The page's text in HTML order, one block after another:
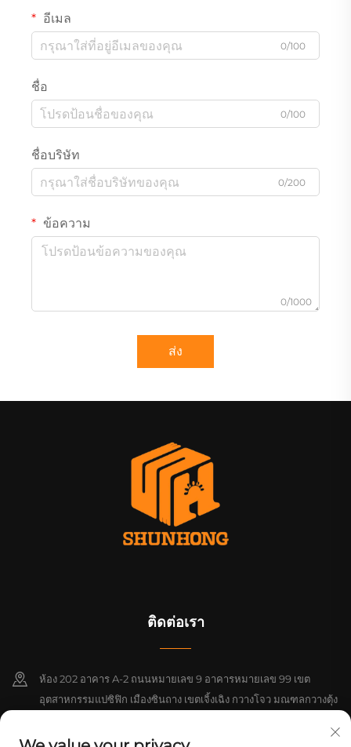
อีเมล
0/100
ชื่อ
0/100
ชื่อบริษัท
0/200
ข้อความ
0/1000
ส่ง
ติดต่อเรา
ห้อง 202 อาคาร A-2 ถนนหมายเลข 9 อาคารหมายเลข 99 เขต
อุตสาหกรรมแปซิฟิก เมืองซินถาง เขตเจิ้งเฉิง กวางโจว มณฑลกวางตุ้ง